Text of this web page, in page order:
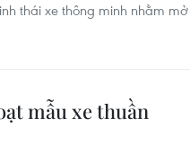
thái xe thông minh nhằm mở
mẫu xe thuần